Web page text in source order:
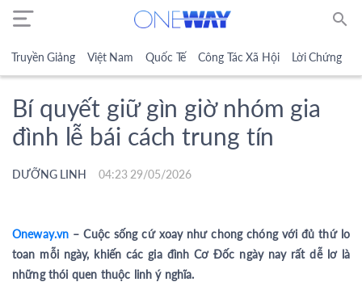
search
Truyền Giảng Việt Nam Quốc Tế Công Tác Xã Hội Lời Chứng
Bí quyết giữ gìn giờ nhóm gia
đình lễ bái cách trung tín
DƯỠNG LINH 04:23 29/05/2026
Oneway.vn – Cuộc sống cứ xoay như chong chóng với đủ thứ lo
toan mỗi ngày, khiến các gia đình Cơ Đốc ngày nay rất dễ lơ là
những thói quen thuộc linh ý nghĩa.